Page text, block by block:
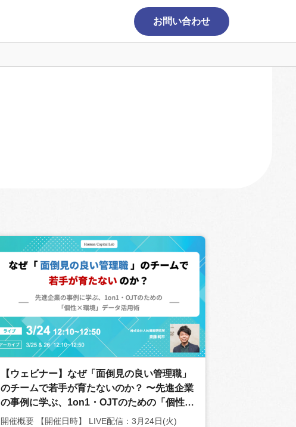
お問い合わせ
【ウェビナー】なぜ「面倒見の良い管理職」
のチームで若手が育たないのか？ 〜先進企業
の事例に学ぶ、1on1・OJTのための「個性×
環境」データ活用術〜
開催概要 【開催日時】 LIVE配信：3月24日(火)